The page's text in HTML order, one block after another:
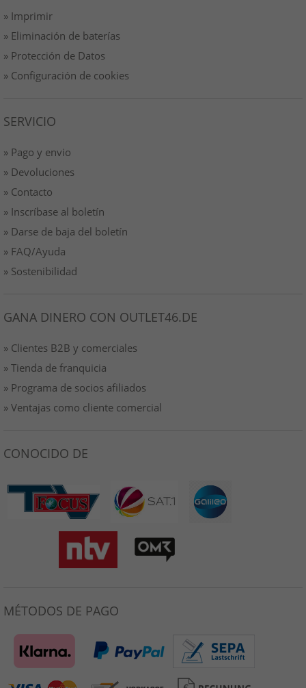
» Imprimir
» Eliminación de baterías
» Protección de Datos
» Configuración de cookies
SERVICIO
» Pago y envio
» Devoluciones
» Contacto
» Inscríbase al boletín
» Darse de baja del boletín
» FAQ/Ayuda
» Sostenibilidad
GANA DINERO CON OUTLET46.DE
» Clientes B2B y comerciales
» Tienda de franquicia
» Programa de socios afiliados
» Ventajas como cliente comercial
CONOCIDO DE
MÉTODOS DE PAGO